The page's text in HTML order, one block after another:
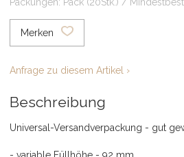
Merken
Anfrage zu diesem Artikel ›
Beschreibung
Universal-Versandverpackung - gut
- variable Füllhöhe - 92 mm